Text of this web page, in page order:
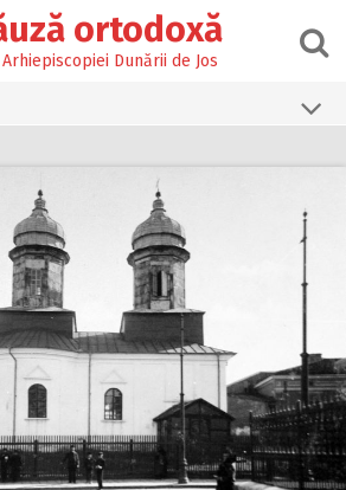
ortodoxă
Dunării de Jos